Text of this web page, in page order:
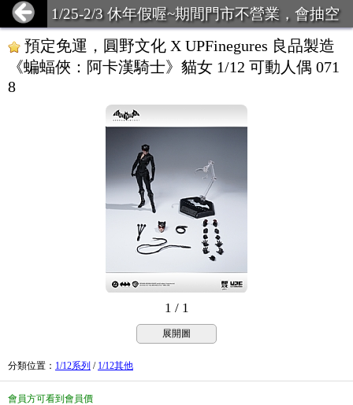
1/25-2/3 休年假喔~期間門市不營業，會抽空
回覆問題，有緊急可致電店主~
預定免運，圓野文化 X UPFinegures 良品製造
《蝙蝠俠：阿卡漢騎士》貓女 1/12 可動人偶 071
8
1 / 1
展開圖
分類位置 ： 1/12系列 / 1/12其他
會員方可看到會員價